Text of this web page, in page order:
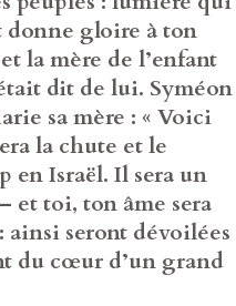
donne gloire à ton
la mère de l’enfant
dit de lui. Syméon
sa mère : « Voici
la chute et le
en Israël. Il sera un
et toi, ton âme sera
ainsi seront dévoilées
du cœur d’un grand